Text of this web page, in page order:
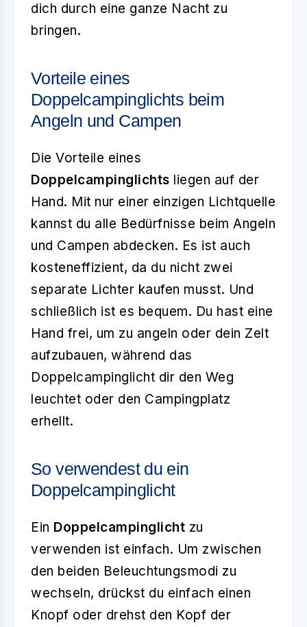
dich durch eine ganze Nacht zu
bringen.
Vorteile eines
Doppelcampinglichts beim
Angeln und Campen
Die Vorteile eines
Doppelcampinglichts liegen auf der
Hand. Mit nur einer einzigen Lichtquelle
kannst du alle Bedürfnisse beim Angeln
und Campen abdecken. Es ist auch
kosteneffizient, da du nicht zwei
separate Lichter kaufen musst. Und
schließlich ist es bequem. Du hast eine
Hand frei, um zu angeln oder dein Zelt
aufzubauen, während das
Doppelcampinglicht dir den Weg
leuchtet oder den Campingplatz
erhellt.
So verwendest du ein
Doppelcampinglicht
Ein Doppelcampinglicht zu
verwenden ist einfach. Um zwischen
den beiden Beleuchtungsmodi zu
wechseln, drückst du einfach einen
Knopf oder drehst den Kopf der